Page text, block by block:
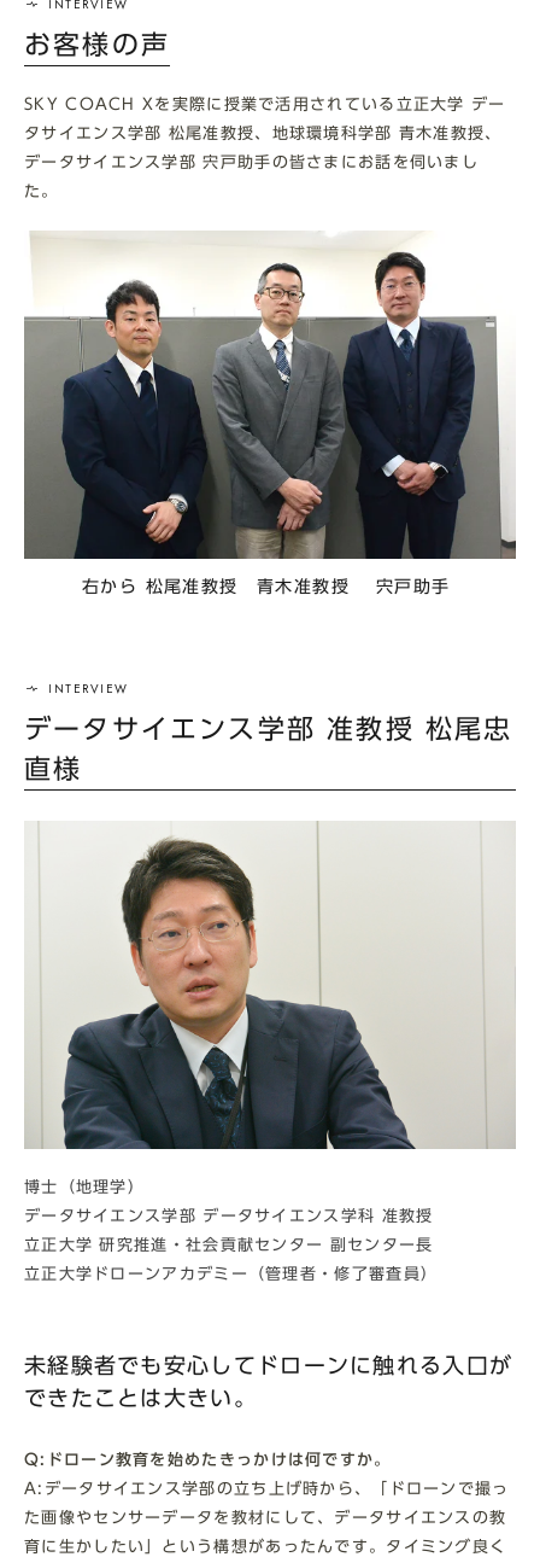
お客様の声
SKY COACH Xを実際に授業で活用されている立正大学 デー
タサイエンス学部 松尾准教授、地球環境科学部 青木准教授、
データサイエンス学部 宍戸助手の皆さまにお話を伺いまし
た。
右から 松尾准教授 青木准教授 宍戸助手
データサイエンス学部 准教授 松尾忠
直様
博士（地理学）
データサイエンス学部 データサイエンス学科 准教授
立正大学 研究推進・社会貢献センター 副センター長
立正大学ドローンアカデミー（管理者・修了審査員）
未経験者でも安心してドローンに触れる入口が
できたことは大きい。
Q:ドローン教育を始めたきっかけは何ですか。
A:データサイエンス学部の立ち上げ時から、「ドローンで撮っ
た画像やセンサーデータを教材にして、データサイエンスの教
育に生かしたい」という構想があったんです。タイミング良く